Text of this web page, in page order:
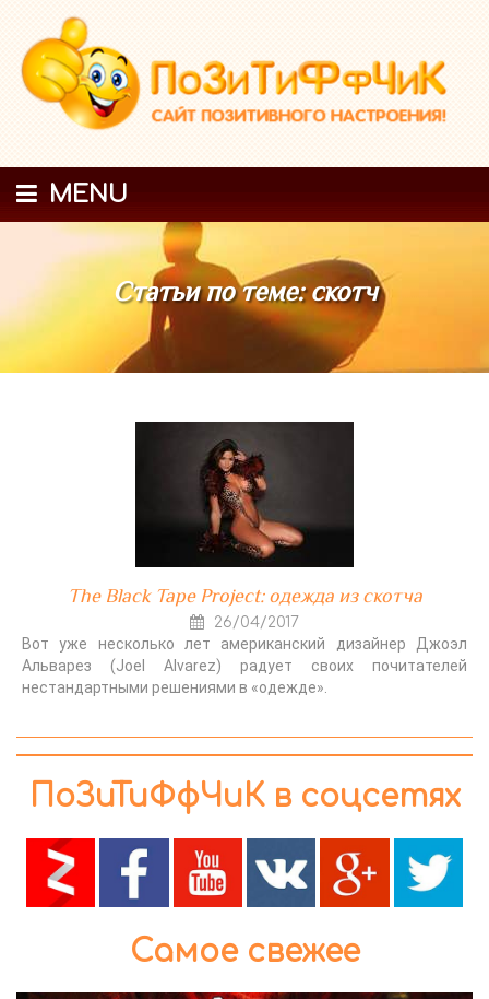
MENU
Статьи по теме: скотч
The Black Tape Project: одежда из скотча
26/04/2017
Вот уже несколько лет американский дизайнер Джоэл
Альварез (Joel Alvarez) радует своих почитателей
нестандартными решениями в «одежде».
ПоЗиТиФфЧиК в соцсетях
Самое свежее